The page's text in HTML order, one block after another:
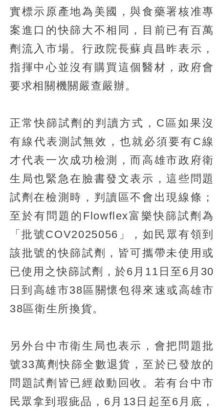
實標示原產地為美國，與食藥署核准專
案進口的快篩大不相同，目前已有百萬
劑流入市場。行政院長蘇貞昌昨表示，
指揮中心並沒有購買這個醫材，政府會
要求相關機關嚴查嚴辦。
正常快篩試劑的判讀方式，C區如果沒
有線代表測試無效，也就必須要有C線
才代表一次成功檢測，而高雄市政府衛
生局也緊急在臉書發文表示，這些問題
試劑在檢測時，判讀區不會出現線條；
至於有問題的Flowflex富樂快篩試劑為
「批號COV2025056」，如民眾有領到
該批號的快篩試劑，皆可攜帶未使用或
已使用之快篩試劑，於6月11日至6月30
日到高雄市38區關懷包得來速或高雄市
38區衛生所換貨。
另外台中市衛生局也表示，會把問題批
號33萬劑快篩全數退貨，至於已發放的
問題試劑皆已經啟動回收。若有台中市
民眾拿到瑕疵品，6月13日起至6月底，